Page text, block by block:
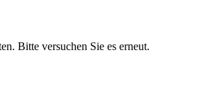
Bitte versuchen Sie es erneut.